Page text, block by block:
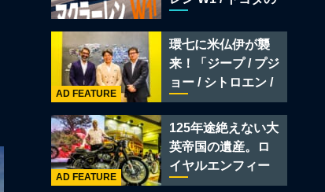
ー戦略 /フェラーリ
849 テスタロッサ /
テメラリオ /ベント
レー スーパースポ
ーツ
環七に米仏伊が襲
来！「ジープ / プジ
ョー / シトロエン /
フィアット / アバル
ト足立」はクルマ
のセレクトショッ
プである
AD FEATURE
125年途絶えない大
英帝国の遺産。ロ
イヤルエンフィー
ルド責任者に訊
AD FEATURE